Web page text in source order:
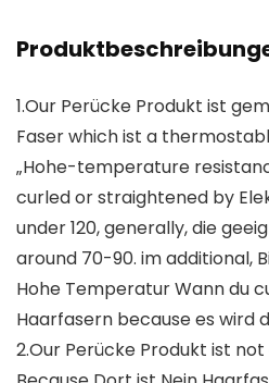
1.Our Perücke Produkt ist
Faser which ist a
„Hohe-temperature
curled or straightened by
under 120, generally, die
around 70-90. im additional,
Hohe Temperatur Wann du
Haarfasern because es wird
2.Our Perücke Produkt ist